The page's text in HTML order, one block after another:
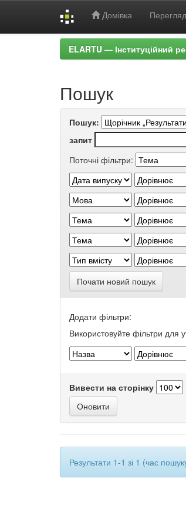
Домівка Перегляд
ELARTU — Інституційний
Пошук
Пошук:
запит
Поточні фільтри:
Почати новий пошук
Додати фільтри:
Використовуйте фільтри для
Вивести на сторінку
Результати 1-1 зі 1 (час